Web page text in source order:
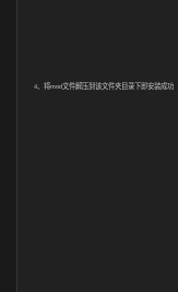
4、将mod文件解压到该文件夹目录下即安装成功